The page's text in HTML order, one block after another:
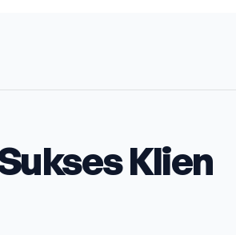
Klien